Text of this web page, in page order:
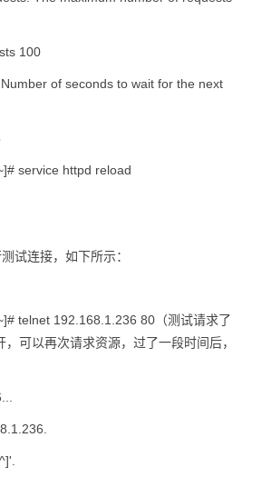
100
of seconds to wait for the next
service httpd reload
试连接，如下所示：
telnet 192.168.1.236 80（测试请求了
可以再次请求资源，过了一段时间后，